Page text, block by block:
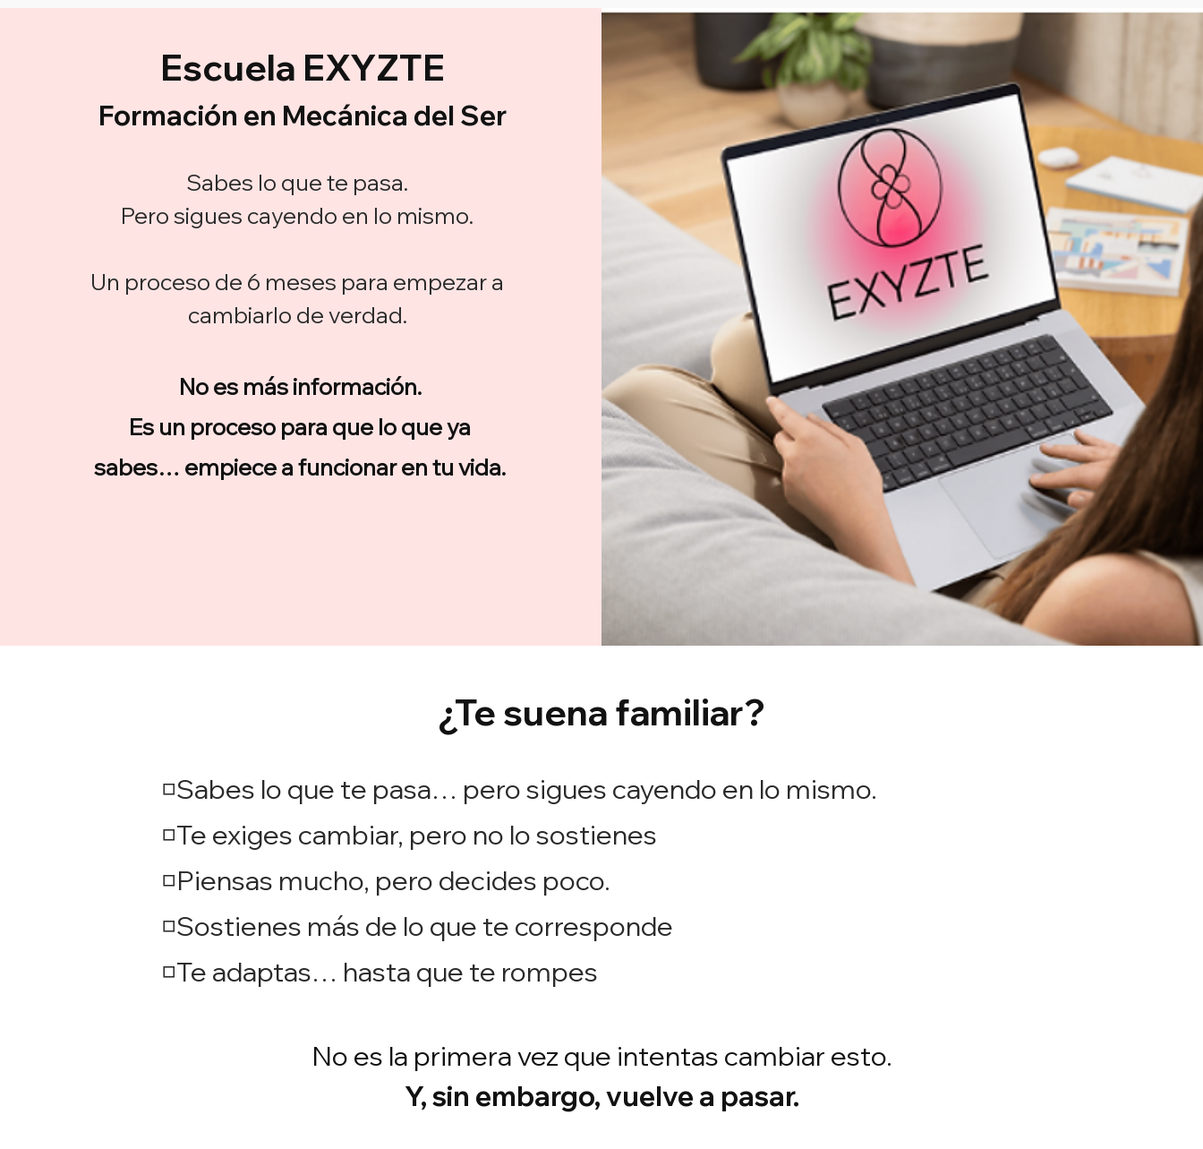
Escuela EXYZTE
Formación en Mecánica del Ser
Sabes lo que te pasa.
Pero sigues cayendo en lo mismo.
Un proceso de 6 meses para empezar a
cambiarlo de verdad.
No es más información.
Es un proceso para que lo que ya
sabes… empiece a funcionar en tu vida.
¿Te suena familiar?
◽Sabes lo que te pasa… pero sigues cayendo en lo mismo.
◽Te exiges cambiar, pero no lo sostienes
◽Piensas mucho, pero decides poco.
◽Sostienes más de lo que te corresponde
◽Te adaptas… hasta que te rompes
No es la primera vez que intentas cambiar esto.
Y, sin embargo, vuelve a pasar.